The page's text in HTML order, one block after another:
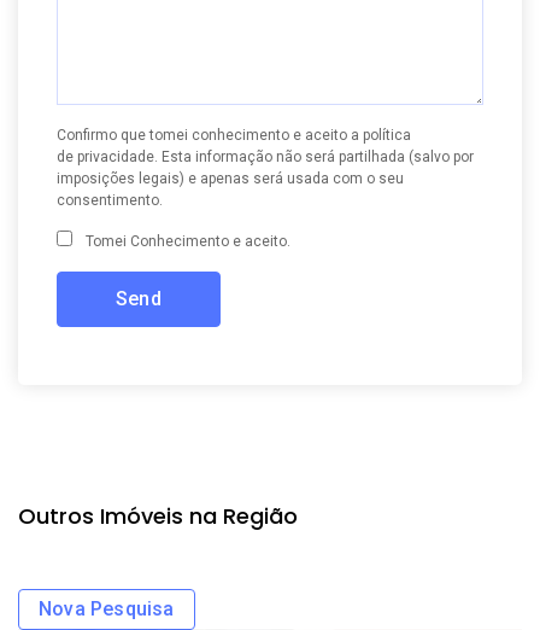
Confirmo que tomei conhecimento e aceito a política
de privacidade . Esta informação não será partilhada (salvo por
imposições legais) e apenas será usada com o seu
consentimento.
Tomei Conhecimento e aceito.
Outros Imóveis na Região
Nova Pesquisa